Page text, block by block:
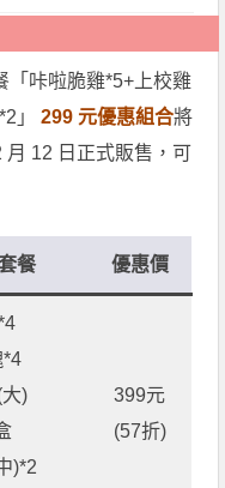
「咔啦脆雞*5+上校雞
」
299 元優惠組合將
月 12 日正式販售，可
餐 優惠價
*4
)
)*2
399元
(57折)